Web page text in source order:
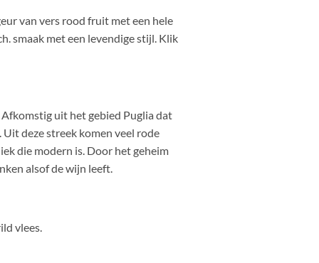
van vers rood fruit met een hele
smaak met een levendige stijl. Klik
uit het gebied Puglia dat
deze streek komen veel rode
die modern is. Door het geheim
alsof de wijn leeft.
vlees.